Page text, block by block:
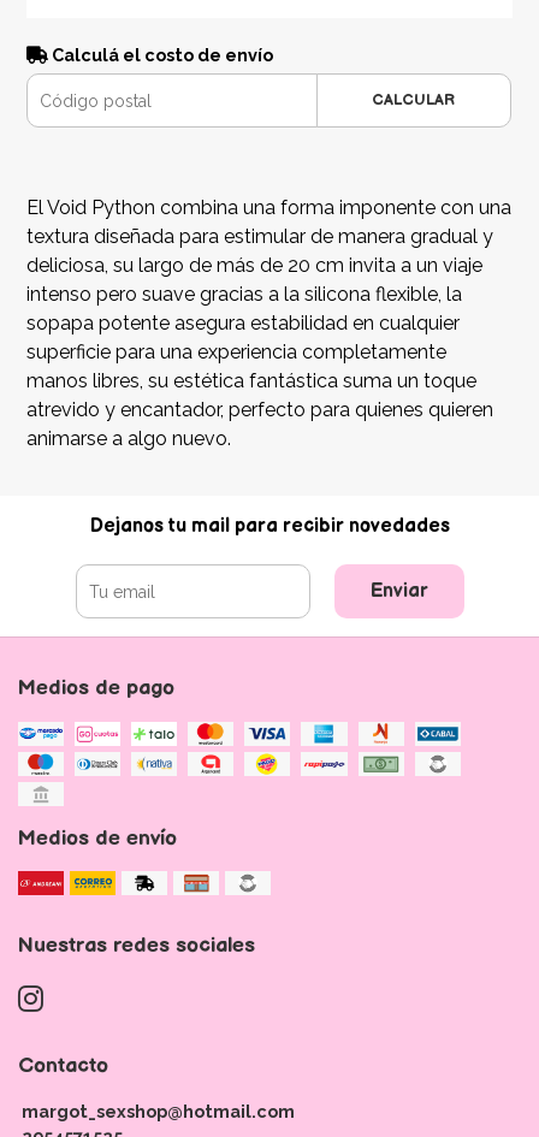
Calculá el costo de envío
CALCULAR
El Void Python combina una forma imponente con una
textura diseñada para estimular de manera gradual y
deliciosa, su largo de más de 20 cm invita a un viaje
intenso pero suave gracias a la silicona flexible, la
sopapa potente asegura estabilidad en cualquier
superficie para una experiencia completamente
manos libres, su estética fantástica suma un toque
atrevido y encantador, perfecto para quienes quieren
animarse a algo nuevo.
Dejanos tu mail para recibir novedades
Enviar
Medios de pago
Medios de envío
Nuestras redes sociales
Contacto
margot_sexshop@hotmail.com